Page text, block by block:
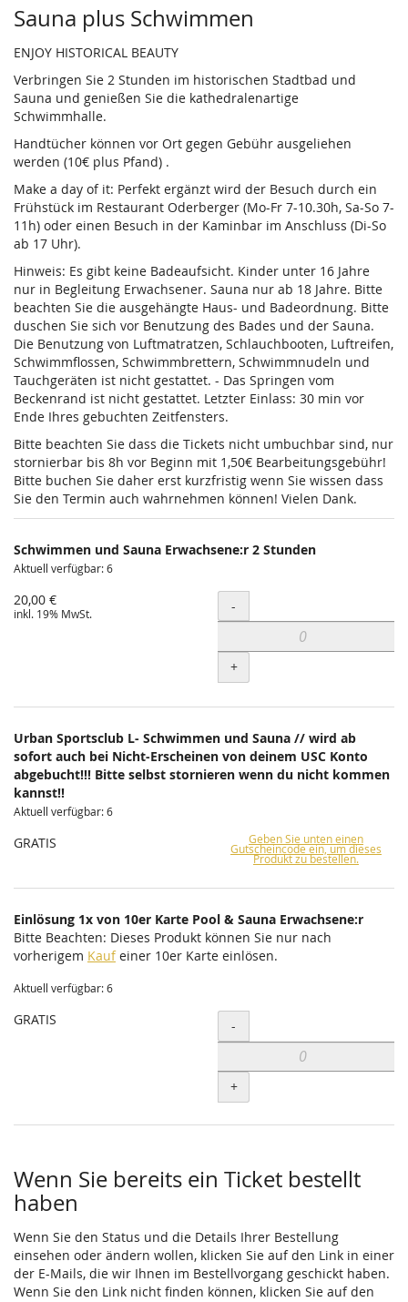
Sauna plus Schwimmen
ENJOY HISTORICAL BEAUTY
Verbringen Sie 2 Stunden im historischen Stadtbad und
Sauna und genießen Sie die kathedralenartige
Schwimmhalle.
Handtücher können vor Ort gegen Gebühr ausgeliehen
werden (10€ plus Pfand) .
Make a day of it: Perfekt ergänzt wird der Besuch durch ein
Frühstück im Restaurant Oderberger (Mo-Fr 7-10.30h, Sa-So 7-
11h) oder einen Besuch in der Kaminbar im Anschluss (Di-So
ab 17 Uhr).
Hinweis: Es gibt keine Badeaufsicht. Kinder unter 16 Jahre
nur in Begleitung Erwachsener. Sauna nur ab 18 Jahre. Bitte
beachten Sie die ausgehängte Haus- und Badeordnung. Bitte
duschen Sie sich vor Benutzung des Bades und der Sauna.
Die Benutzung von Luftmatratzen, Schlauchbooten, Luftreifen,
Schwimmflossen, Schwimmbrettern, Schwimmnudeln und
Tauchgeräten ist nicht gestattet. - Das Springen vom
Beckenrand ist nicht gestattet. Letzter Einlass: 30 min vor
Ende Ihres gebuchten Zeitfensters.
Bitte beachten Sie dass die Tickets nicht umbuchbar sind, nur
stornierbar bis 8h vor Beginn mit 1,50€ Bearbeitungsgebühr!
Bitte buchen Sie daher erst kurzfristig wenn Sie wissen dass
Sie den Termin auch wahrnehmen können! Vielen Dank.
Schwimmen und Sauna Erwachsene:r 2 Stunden
Aktuell verfügbar: 6
20,00 €
inkl. 19% MwSt. Menge
-
+
Urban Sportsclub L- Schwimmen und Sauna // wird ab
sofort auch bei Nicht-Erscheinen von deinem USC Konto
abgebucht!!! Bitte selbst stornieren wenn du nicht kommen
kannst!!
Aktuell verfügbar: 6
GRATIS Geben Sie unten einen
Gutscheincode ein, um dieses
Produkt zu bestellen.
Einlösung 1x von 10er Karte Pool & Sauna Erwachsene:r
Bitte Beachten: Dieses Produkt können Sie nur nach
vorherigem Kaufeiner 10er Karte einlösen.
Aktuell verfügbar: 6
GRATIS Menge
-
+
Wenn Sie bereits ein Ticket bestellt
haben
Wenn Sie den Status und die Details Ihrer Bestellung
einsehen oder ändern wollen, klicken Sie auf den Link in einer
der E-Mails, die wir Ihnen im Bestellvorgang geschickt haben.
Wenn Sie den Link nicht finden können, klicken Sie auf den